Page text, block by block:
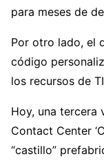
para meses de
Por otro lado, el
código
los recursos de
Hoy, una tercera
Contact Center
“castillo”